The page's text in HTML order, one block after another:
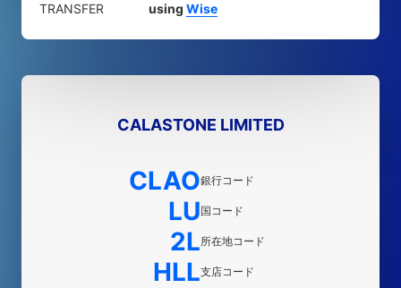
TRANSFER
using Wise
CALASTONE LIMITED
CLAO銀行コード
LU国コード
2L所在地コード
HLL支店コード